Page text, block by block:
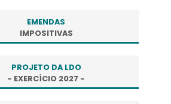
EMENDAS
IMPOSITIVAS
PROJETO DA LDO
- EXERCÍCIO 2027 -